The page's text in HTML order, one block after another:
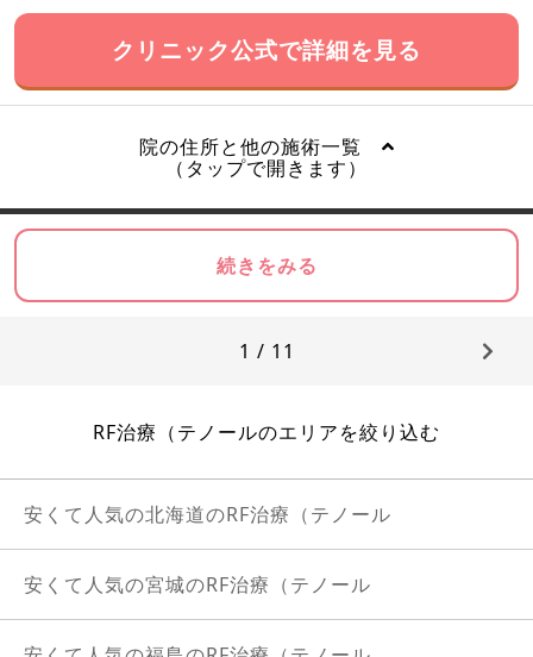
クリニック公式で詳細を見る
院の住所と他の施術一覧
（タップで開きます）
続きをみる
1 / 11
RF治療（テノールのエリアを絞り込む
安くて人気の北海道のRF治療（テノール
安くて人気の宮城のRF治療（テノール